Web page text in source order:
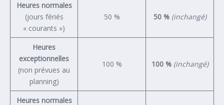
Heures normales
(jours fériés
« courants »)
50 % 50 % (inchangé)
Heures
exceptionnelles
(non prévues au
planning)
100 % 100 % (inchangé)
Heures normales